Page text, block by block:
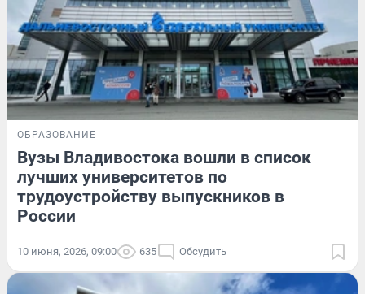
ОБРАЗОВАНИЕ
Вузы Владивостока вошли в список
лучших университетов по
трудоустройству выпускников в
России
10 июня, 2026, 09:00 635 Обсудить